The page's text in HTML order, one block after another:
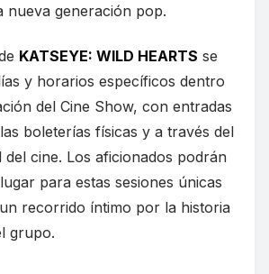
nueva generación pop.
KATSEYE: WILD HEARTS se
y horarios específicos dentro
del Cine Show, con entradas
boleterías físicas y a través del
del cine. Los aficionados podrán
para estas sesiones únicas
recorrido íntimo por la historia
grupo.